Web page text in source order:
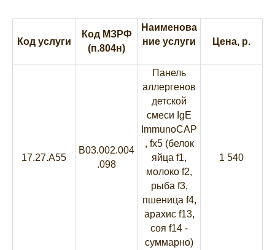
Код услуги
Код МЗРФ
(п.804н)
Наименова
ние услуги
Цена, р.
17.27.A55
B03.002.004
.098
Панель
аллергенов
детской
смеси IgE
ImmunoCAP
, fx5 (белок
яйца f1,
молоко f2,
рыба f3,
пшеница f4,
арахис f13,
соя f14 -
суммарно)
1 540